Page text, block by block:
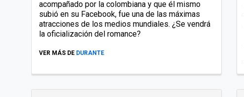
acompañado por la colombiana y que él mismo
subió en su Facebook, fue una de las máximas
atracciones de los medios mundiales. ¿Se vendrá
la oficialización del romance?
VER MÁS DE DURANTE